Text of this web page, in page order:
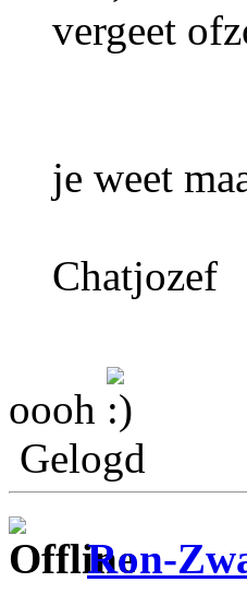
vergeet
je weet
Chatjozef
oooh
Gelogd
Ron-